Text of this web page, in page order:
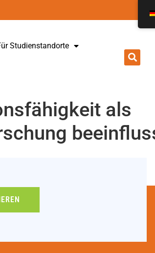
Studienstandorte
als